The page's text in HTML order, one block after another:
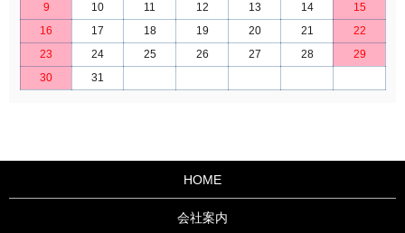
9
10 11 12 13 14
15
16
17 18 19 20 21
22
23
24 25 26 27 28
29
30
31
HOME
会社案内